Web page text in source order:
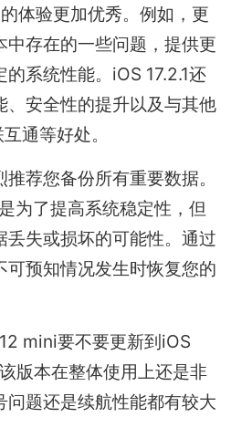
体验更加优秀。例如，更
中存在的一些问题，提供更
系统性能。iOS 17.2.1还
、安全性的提升以及与其他
通等好处。
荐您备份所有重要数据。
为了提高系统稳定性，但
丢失或损坏的可能性。通过
可预知情况发生时恢复您的
mini要不要更新到iOS
版本在整体使用上还是非
问题还是续航性能都有较大